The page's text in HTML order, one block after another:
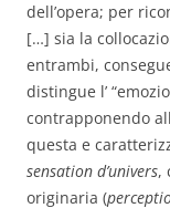
dell’opera; per
[…] sia la
entrambi,
distingue l’
contrapponendo
questa e
sensation d’univers,
originaria (